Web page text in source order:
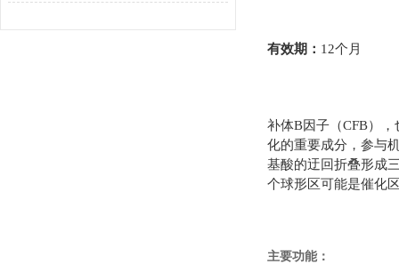
有效期 ： 12个月
补体B因子（CFB），
化的重要成分，参与
基酸的迂回折叠形成
个球形区可能是催化
主要功能：